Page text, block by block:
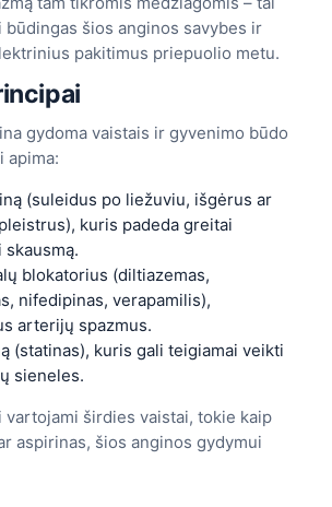
būdingas šios anginos savybes ir
pakitimus priepuolio metu.
gydoma vaistais ir gyvenimo būdo
apima:
(suleidus po liežuviu, išgėrus ar
kuris padeda greitai
blokatorius (diltiazemas,
nifedipinas, verapamilis),
arterijų spazmus.
(statinas), kuris gali teigiamai veikti
sieneles.
vartojami širdies vaistai, tokie kaip
aspirinas, šios anginos gydymui